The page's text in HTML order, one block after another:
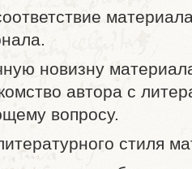
новизну
автора с
вопросу.
стиля